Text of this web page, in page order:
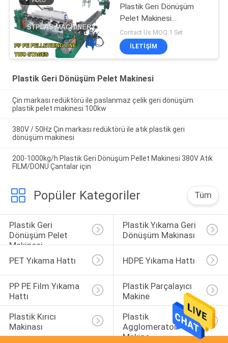
Plastik Geri Dönüşüm
Pelet Makinesi
Peletleme Hattı
Contact Us MOQ:1 Set
İLETIŞIM
Plastik Geri Dönüşüm Pelet Makinesi
Çin markası redüktörü ile paslanmaz çelik geri dönüşüm
plastik pelet makinesi 100kw
380V / 50Hz Çin markası redüktörü ile atık plastik geri
dönüşüm makinesi
200-1000kg/h Plastik Geri Dönüşüm Pellet Makinesi 380V Atık
FILM/DONU Çantalar için
Popüler Kategoriler Tüm
Plastik Geri
Dönüşüm Pelet
Makinesi
Plastik Yıkama Geri
Dönüşüm Makinası
PET Yıkama Hattı HDPE Yıkama Hattı
PP PE Film Yıkama
Hattı
Plastik Parçalayıcı
Makine
Plastik Kırıcı
Makinası
Plastik
Agglomerator
Makine